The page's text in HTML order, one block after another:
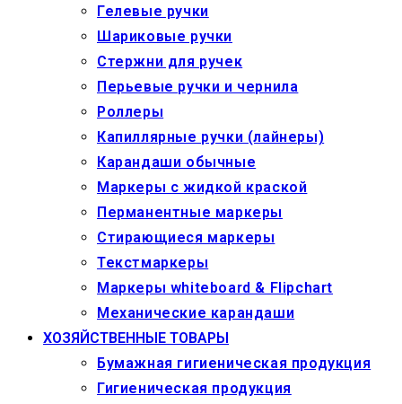
Гелевые ручки
Шариковые ручки
Стержни для ручек
Перьевые ручки и чернила
Роллеры
Капиллярные ручки (лайнеры)
Карандаши обычные
Маркеры c жидкой краской
Перманентные маркеры
Стирающиеся маркеры
Текстмаркеры
Маркеры whiteboard & Flipchart
Механические карандаши
ХОЗЯЙСТВЕННЫЕ ТОВАРЫ
Бумажная гигиеническая продукция
Гигиеническая продукция